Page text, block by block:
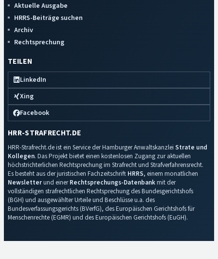
Aktuelle Ausgabe
HRRS-Beiträge suchen
Archiv
Rechtsprechung
TEILEN
LinkedIn
Xing
Facebook
HRR-STRAFRECHT.DE
HRR-Strafrecht.de ist ein Service der Hamburger Anwaltskanzlei Strate und
Kollegen. Das Projekt bietet einen kostenlosen Zugang zur aktuellen
höchstrichterlichen Rechtsprechung im Strafrecht und Strafverfahrensrecht.
Es besteht aus der juristischen Fachzeitschrift HRRS, einem monatlichen
Newsletterund einerRechtsprechungs-Datenbankmit der
vollständigen strafrechtlichen Rechtsprechung des Bundesgerichtshofs
(BGH) und ausgewählter Urteile und Beschlüsse u.a. des
Bundesverfassungsgerichts (BVerfG), des Europäischen Gerichtshofs für
Menschenrechte (EGMR) und des Europäischen Gerichtshofs (EuGH).